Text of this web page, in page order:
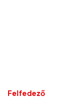
Felfedező